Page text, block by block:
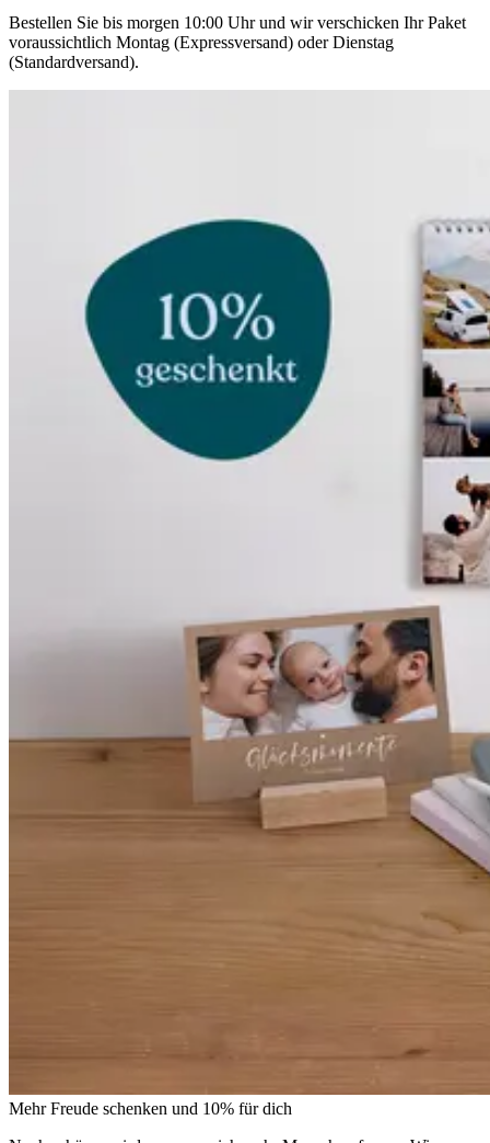
Bestellen Sie bis morgen 10:00 Uhr und wir verschicken Ihr Paket
voraussichtlich Montag (Expressversand) oder Dienstag
(Standardversand).
Mehr Freude schenken und 10% für dich